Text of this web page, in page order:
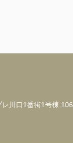
川口1番街1号棟